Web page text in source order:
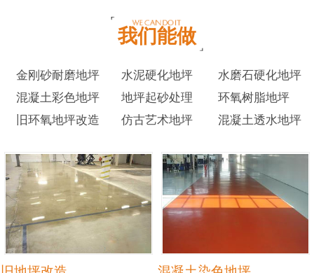
我们能做
金刚砂耐磨地坪 水泥硬化地坪
水磨石硬化地坪
混凝土彩色地坪
地坪起砂处理
环氧树脂地坪
旧环氧地坪改造
仿古艺术地坪 混凝土透水地坪